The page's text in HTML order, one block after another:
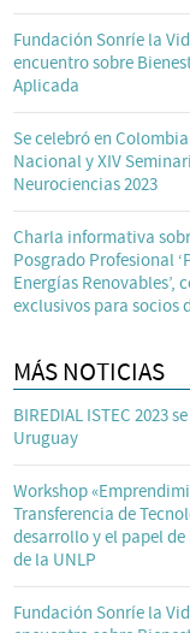
Fundación Sonríe la
encuentro sobre
Aplicada
Se celebró en
Nacional y XIV
Neurociencias 2023
Charla informativa
Posgrado Profesional
Energías Renovables’,
exclusivos para socios
MÁS NOTICIAS
BIREDIAL ISTEC 2023
Uruguay
Workshop
Transferencia de
desarrollo y el papel
de la UNLP
Fundación Sonríe la